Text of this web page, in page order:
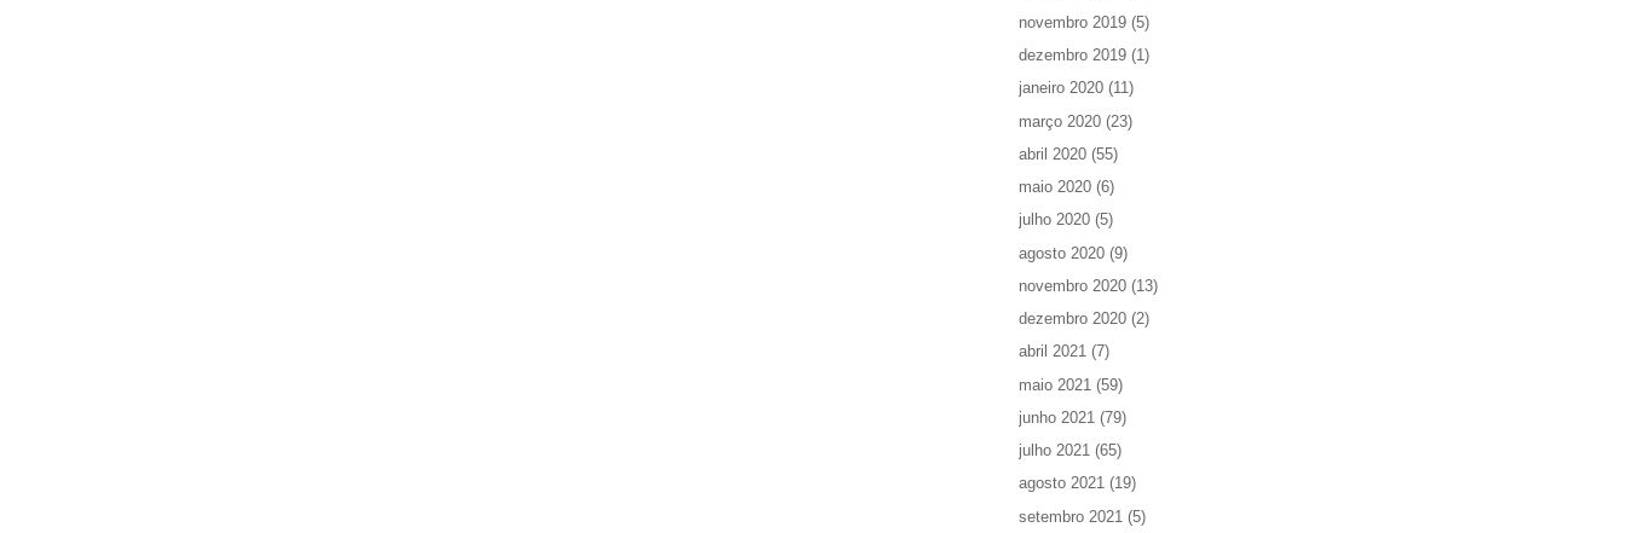
novembro 2019 (5)
dezembro 2019 (1)
janeiro 2020 (11)
março 2020 (23)
abril 2020 (55)
maio 2020 (6)
julho 2020 (5)
agosto 2020 (9)
novembro 2020 (13)
dezembro 2020 (2)
abril 2021 (7)
maio 2021 (59)
junho 2021 (79)
julho 2021 (65)
agosto 2021 (19)
setembro 2021 (5)